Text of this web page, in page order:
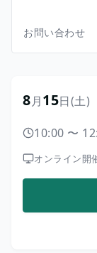
お問い合わせ
8月15日(土)
10:00 〜
オンライン開